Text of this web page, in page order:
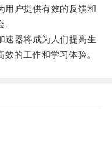
户提供有效的反馈和
器将成为人们提高生
的工作和学习体验。